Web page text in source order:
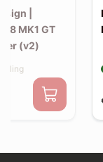
|
MK1 GT
(v2)